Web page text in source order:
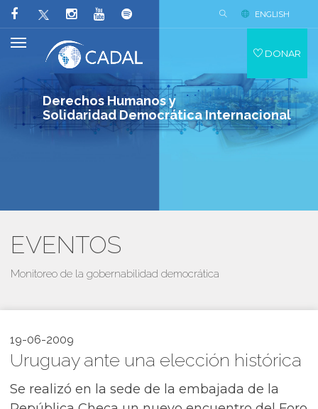
Derechos Humanos y
Solidaridad Democrática Internacional
ENGLISH
DONAR
EVENTOS
Monitoreo de la gobernabilidad democrática
19-06-2009
Uruguay ante una elección histórica
Se realizó en la sede de la embajada de la